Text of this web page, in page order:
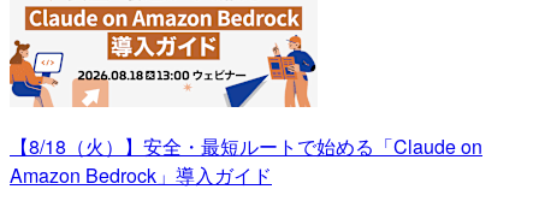
【8/18（火）】安全・最短ルートで始める「Claude on
Amazon Bedrock」導入ガイド